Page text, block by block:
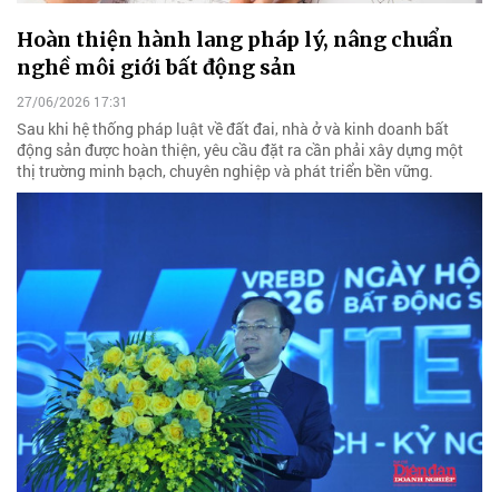
Hoàn thiện hành lang pháp lý, nâng chuẩn
nghề môi giới bất động sản
27/06/2026 17:31
Sau khi hệ thống pháp luật về đất đai, nhà ở và kinh doanh bất
động sản được hoàn thiện, yêu cầu đặt ra cần phải xây dựng một
thị trường minh bạch, chuyên nghiệp và phát triển bền vững.